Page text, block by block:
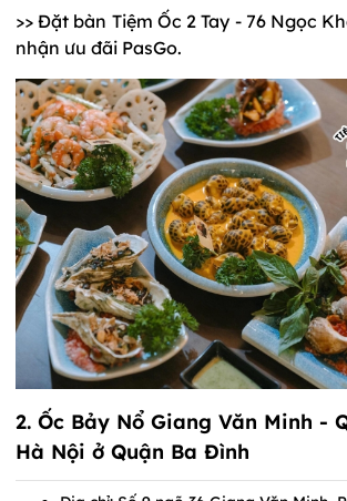
>> Đặt bàn Tiệm Ốc 2 Tay - 76 Ngọc
nhận ưu đãi PasGo.
2. Ốc Bảy Nổ Giang Văn Minh -
Hà Nội ở Quận Ba Đình